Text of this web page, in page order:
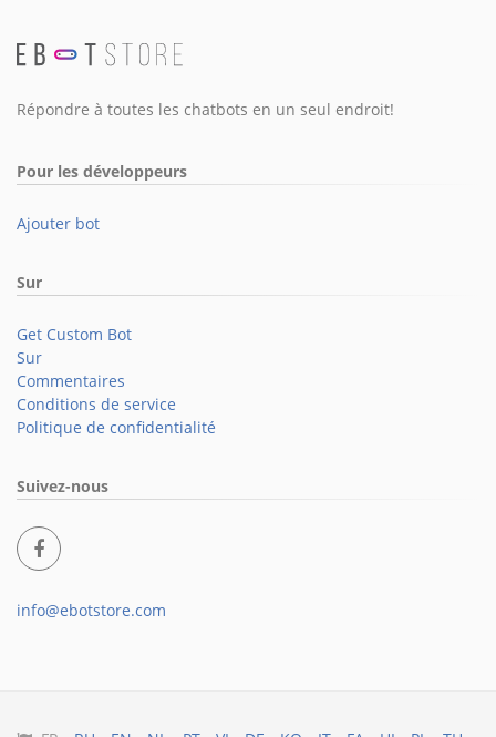
Répondre à toutes les chatbots en un seul endroit!
Pour les développeurs
Ajouter bot
Sur
Get Custom Bot
Sur
Commentaires
Conditions de service
Politique de confidentialité
Suivez-nous
info@ebotstore.com